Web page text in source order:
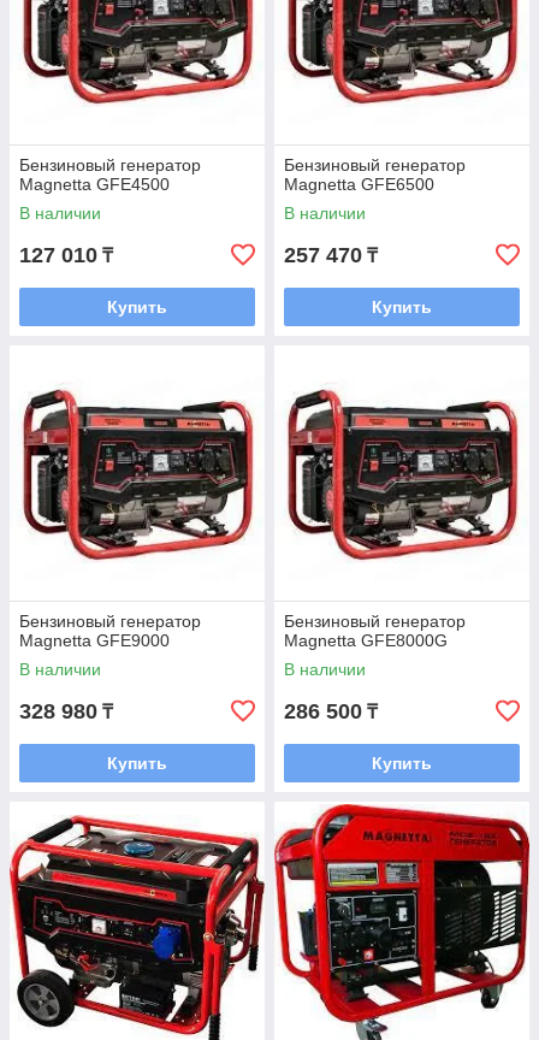
Бензиновый генератор
Magnetta GFE4500
В наличии
127 010 ₸
Купить
Бензиновый генератор
Magnetta GFE6500
В наличии
257 470 ₸
Купить
Бензиновый генератор
Magnetta GFE9000
В наличии
328 980 ₸
Купить
Бензиновый генератор
Magnetta GFE8000G
В наличии
286 500 ₸
Купить